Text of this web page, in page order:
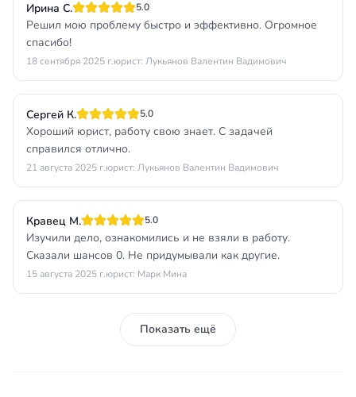
Ирина С. 5.0
Решил мою проблему быстро и эффективно. Огромное
спасибо!
18 сентября 2025 г.юрист: Лукьянов Валентин Вадимович
Сергей К. 5.0
Хороший юрист, работу свою знает. С задачей
справился отлично.
21 августа 2025 г.юрист: Лукьянов Валентин Вадимович
Кравец М. 5.0
Изучили дело, ознакомились и не взяли в работу.
Сказали шансов 0. Не придумывали как другие.
15 августа 2025 г.юрист: Марк Мина
Показать ещё